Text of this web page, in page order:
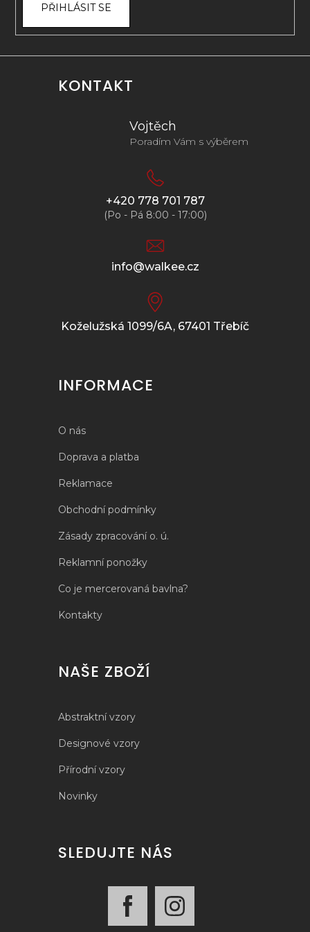
PŘIHLÁSIT SE
KONTAKT
Vojtěch
Poradím Vám s výběrem
+420 778 701 787
(Po - Pá 8:00 - 17:00)
info@walkee.cz
Koželužská 1099/6A, 67401 Třebíč
INFORMACE
O nás
Doprava a platba
Reklamace
Obchodní podmínky
Zásady zpracování o. ú.
Reklamní ponožky
Co je mercerovaná bavlna?
Kontakty
NAŠE ZBOŽÍ
Abstraktní vzory
Designové vzory
Přírodní vzory
Novinky
SLEDUJTE NÁS